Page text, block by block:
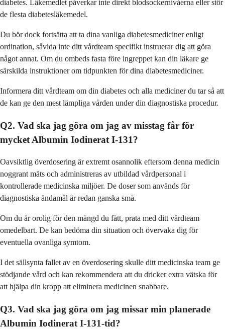
diabetes. Läkemedlet påverkar inte direkt blodsockernivåerna eller stör
de flesta diabetesläkemedel.
Du bör dock fortsätta att ta dina vanliga diabetesmediciner enligt
ordination, såvida inte ditt vårdteam specifikt instruerar dig att göra
något annat. Om du ombeds fasta före ingreppet kan din läkare ge
särskilda instruktioner om tidpunkten för dina diabetesmediciner.
Informera ditt vårdteam om din diabetes och alla mediciner du tar så att
de kan ge den mest lämpliga vården under din diagnostiska procedur.
Q2. Vad ska jag göra om jag av misstag får för
mycket Albumin Iodinerat I-131?
Oavsiktlig överdosering är extremt osannolik eftersom denna medicin
noggrant mäts och administreras av utbildad vårdpersonal i
kontrollerade medicinska miljöer. De doser som används för
diagnostiska ändamål är redan ganska små.
Om du är orolig för den mängd du fått, prata med ditt vårdteam
omedelbart. De kan bedöma din situation och övervaka dig för
eventuella ovanliga symtom.
I det sällsynta fallet av en överdosering skulle ditt medicinska team ge
stödjande vård och kan rekommendera att du dricker extra vätska för
att hjälpa din kropp att eliminera medicinen snabbare.
Q3. Vad ska jag göra om jag missar min planerade
Albumin Iodinerat I-131-tid?